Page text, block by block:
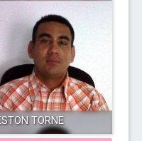
TORNE